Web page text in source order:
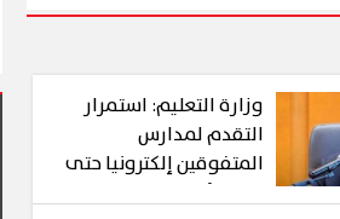
وزارة التعليم: استمرار
التقدم لمدارس
المتفوقين إلكترونيا حتى
يوم الأحد